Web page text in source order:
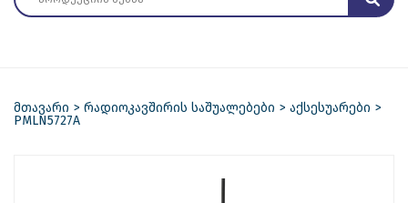
მთავარი რადიოკავშირის საშუალებები
აქსესუარები
PMLN5727A